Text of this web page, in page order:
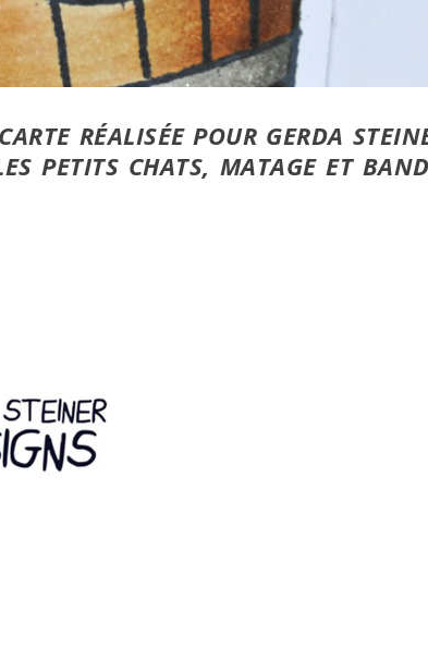
RÉALISÉE POUR GERDA
PETITS CHATS, MATAGE ET